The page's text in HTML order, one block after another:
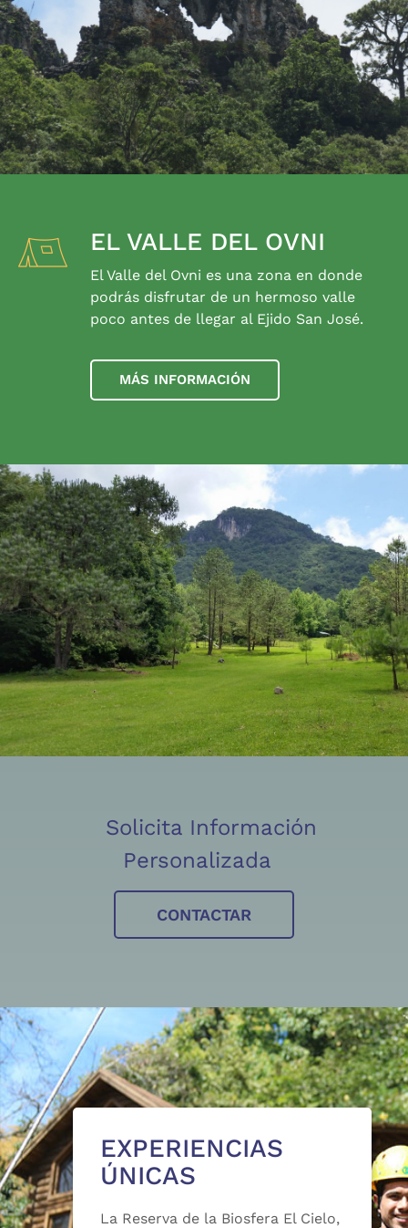
EL VALLE DEL OVNI
El Valle del Ovni es una zona en donde
podrás disfrutar de un hermoso valle
poco antes de llegar al Ejido San José.
MÁS INFORMACIÓN
Solicita Información
Personalizada
CONTACTAR
EXPERIENCIAS
ÚNICAS
La Reserva de la Biosfera El Cielo,